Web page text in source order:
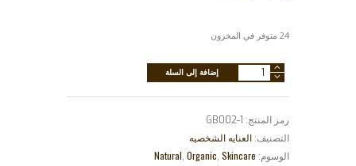
24 متوفر في المخزون
كمية
للجسم
برائحه
بلاك
إضافة إلى السلة
رمز المنتج: GB002-1
التصنيف: العنايه الشخصيه
الوسوم: Natural, Organic, Skincare